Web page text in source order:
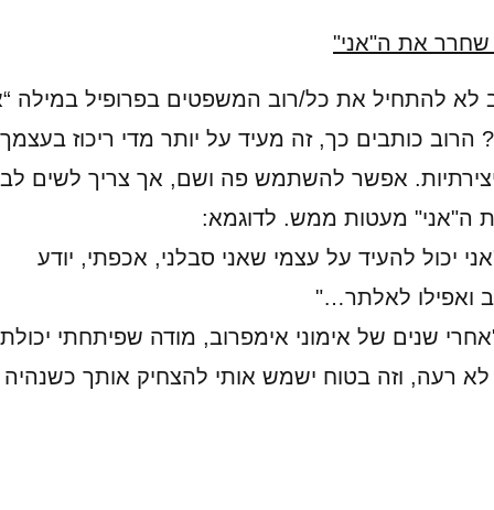
את ה"אני"
לא להתחיל את כל/רוב המשפטים בפרופיל במילה
הרוב כותבים כך, זה מעיד על יותר מדי ריכוז
אפשר להשתמש פה ושם, אך צריך לשים לב
ה"אני" מעטות ממש. לדוגמא:
יכול להעיד על עצמי שאני סבלני, אכפתי, יודע
ואפילו לאלתר…"
שנים של אימוני אימפרוב, מודה שפיתחתי יכולת
רעה, וזה בטוח ישמש אותי להצחיק אותך כשנהיה